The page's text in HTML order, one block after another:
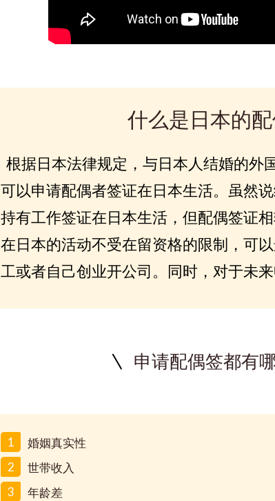
什么是日本的
根据日本法律规定，与日本人结婚的外
可以申请配偶者签证在日本生活。虽然
持有工作签证在日本生活，但配偶签证
在日本的活动不受在留资格的限制，可
工或者自己创业开公司。同时，对于未
申请配偶签都有
1
婚姻真实性
2
世带收入
3
年龄差